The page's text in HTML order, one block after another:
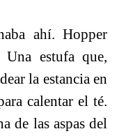
ahí. Hopper
estufa que,
la estancia en
calentar el té.
de las aspas del